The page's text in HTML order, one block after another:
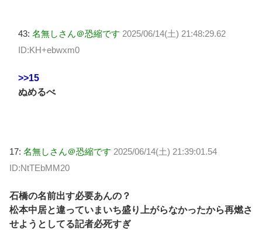
43: 名無しさん＠恐縮です 2025/06/14(土) 21:48:29.62
ID:KH+ebwxm0
>>15
ぬめるべ
17: 名無しさん＠恐縮です 2025/06/14(土) 21:39:01.54
ID:NtTEbMM20
石橋の名前出す必要あんの？
松本中居と違っていまいち盛り上がらなかったから再燃さ
せようとしてる記者必死すぎ